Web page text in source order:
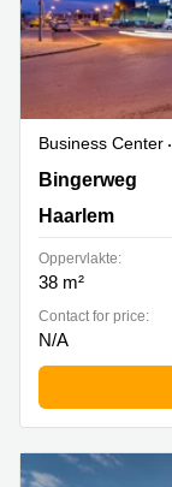
Business Center
Bingerweg 18a -
Bingerweg
Haarlem
Oppervlakte:
38 m²
Contact for price:
N/A